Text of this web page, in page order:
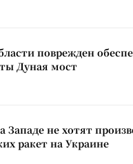
поврежден
Дуная мост
Западе не хотят
ракет на Украине